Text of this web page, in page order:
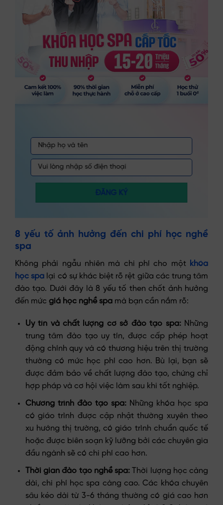
ĐĂNG KÝ
8 yếu tố ảnh hưởng đến chi phí học nghề
spa
Không phải ngẫu nhiên mà chi phí cho một khóa
học spa lại có sự khác biệt rõ rệt giữa các trung tâm
đào tạo. Dưới đây là 8 yếu tố then chốt ảnh hưởng
đến mức giá học nghề spa mà bạn cần nắm rõ:
Uy tín và chất lượng cơ sở đào tạo spa: Những
trung tâm đào tạo uy tín, được cấp phép hoạt
động chính quy và có thương hiệu trên thị trường
thường có mức học phí cao hơn. Bù lại, bạn sẽ
được đảm bảo về chất lượng đào tạo, chứng chỉ
hợp pháp và cơ hội việc làm sau khi tốt nghiệp.
Chương trình đào tạo spa: Những khóa học spa
có giáo trình được cập nhật thường xuyên theo
xu hướng thị trường, có giáo trình chuẩn quốc tế
hoặc được biên soạn kỹ lưỡng bởi các chuyên gia
đầu ngành sẽ có chi phí cao hơn.
Thời gian đào tạo nghề spa: Thời lượng học càng
dài, chi phí học spa càng cao. Các khóa chuyên
sâu kéo dài từ 3-6 tháng thường có giá cao hơn